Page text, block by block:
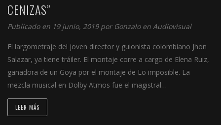
CENIZAS”
Publicado en 19 junio, 2019 por Gonzalo en Audiovisual
El largometraje del joven director y guionista colombiano Jhon
Salazar, ya tiene tráiler. El montaje corre a cargo de Elena Ruiz,
ganadora de un Goya por el montaje de Lo imposible. La
mezcla musical en Dolby Atmos fue el magistral…
LEER MÁS